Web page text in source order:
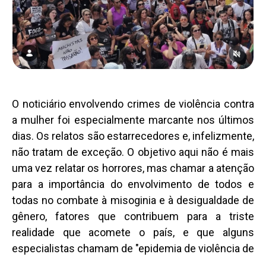
O noticiário envolvendo crimes de violência contra
a mulher foi especialmente marcante nos últimos
dias. Os relatos são estarrecedores e, infelizmente,
não tratam de exceção. O objetivo aqui não é mais
uma vez relatar os horrores, mas chamar a atenção
para a importância do envolvimento de todos e
todas no combate à misoginia e à desigualdade de
gênero, fatores que contribuem para a triste
realidade que acomete o país, e que alguns
especialistas chamam de "epidemia de violência de